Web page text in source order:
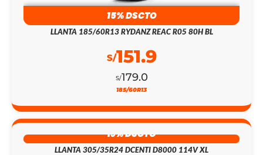
15% DSCTO
LLANTA 185/60R13 RYDANZ REAC R05 80H BL
S/179.0
S/151.9
185/60R13
19% DSCTO
LLANTA 305/35R24 DCENTI D8000 114V XL